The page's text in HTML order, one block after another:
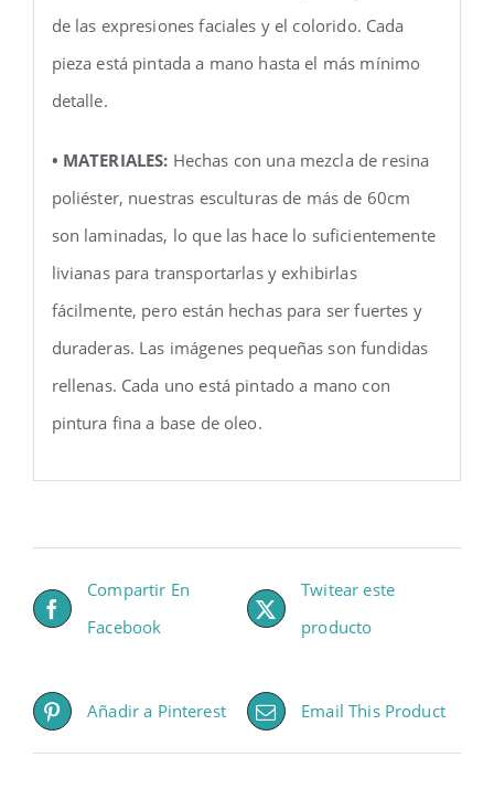
de las expresiones faciales y el colorido. Cada
pieza está pintada a mano hasta el más mínimo
detalle.
• MATERIALES: Hechas con una mezcla de resina
poliéster, nuestras esculturas de más de 60cm
son laminadas, lo que las hace lo suficientemente
livianas para transportarlas y exhibirlas
fácilmente, pero están hechas para ser fuertes y
duraderas. Las imágenes pequeñas son fundidas
rellenas. Cada uno está pintado a mano con
pintura fina a base de oleo.
Compartir En
Facebook
Twitear este
producto
Añadir a Pinterest Email This Product